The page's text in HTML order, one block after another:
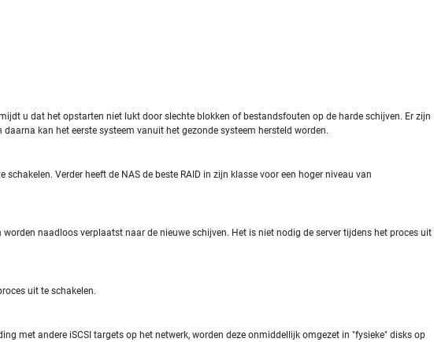
u dat het opstarten niet lukt door slechte blokken of bestandsfouten op de harde schijven. Er zijn
kan het eerste systeem vanuit het gezonde systeem hersteld worden.
Verder heeft de NAS de beste RAID in zijn klasse voor een hoger niveau van
naadloos verplaatst naar de nieuwe schijven. Het is niet nodig de server tijdens het proces uit
uit te schakelen.
met andere iSCSI targets op het netwerk, worden deze onmiddellijk omgezet in "fysieke" disks op